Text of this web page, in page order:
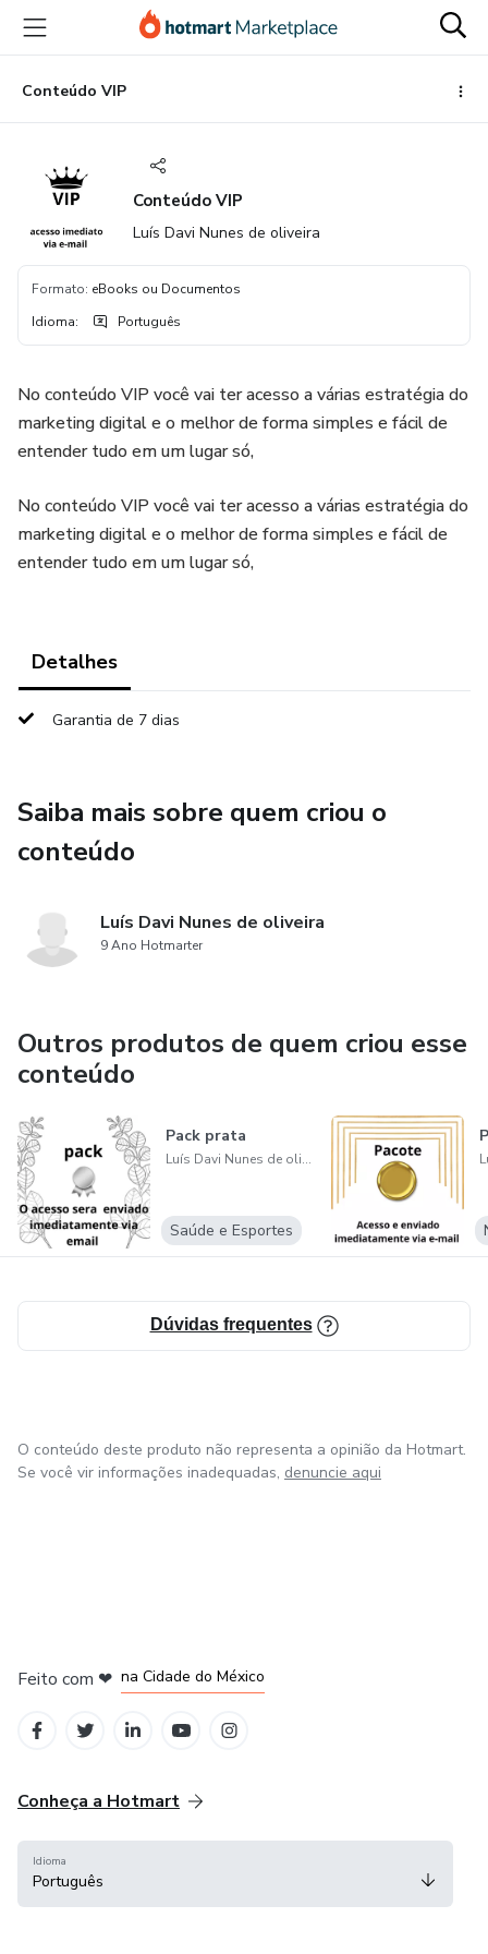
para
conteúdo
principal
para
pagamento
para
rodapéConteúdo VIP
Conteúdo VIP
Luís Davi Nunes de oliveira
Formato: eBooks ou Documentos
Idioma: Português
No conteúdo VIP você vai ter acesso a várias estratégia do
marketing digital e o melhor de forma simples e fácil de
entender tudo em um lugar só,
No conteúdo VIP você vai ter acesso a várias estratégia do
marketing digital e o melhor de forma simples e fácil de
entender tudo em um lugar só,
Detalhes
Garantia de 7 dias
Saiba mais sobre quem criou o
conteúdo
Luís Davi Nunes de oliveira
9 Ano Hotmarter
Outros produtos de quem criou esse
conteúdo
Pack prata
Luís Davi Nunes de oliveira
Saúde e Esportes
Dúvidas frequentes
O conteúdo deste produto não representa a opinião da Hotmart.
Se você vir informações inadequadas, denuncie aqui
Feito com ❤ na Cidade do México
Conheça a Hotmart
Idioma
Português